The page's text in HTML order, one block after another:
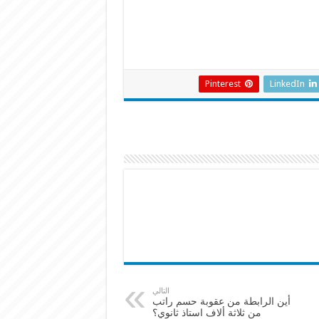
LinkedIn
Pinterest
التالي
أين الرابطة من عقوبة حسم راتب
من ثلاثة ألاف استاذ ثانوي؟